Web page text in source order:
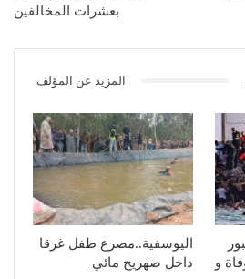
بعشرات المخالفين
المزيد عن المؤلف
حالة وفاة و
اليوسفية..مصرع طفل غرقا
داخل صهريج مائي